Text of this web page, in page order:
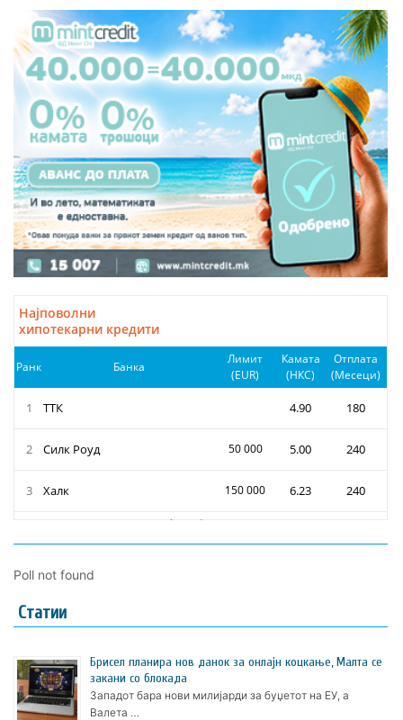
Poll not found
Статии
Брисел планира нов данок за онлајн коцкање, Малта се
закани со блокада
Западот бара нови милијарди за буџетот на ЕУ, а
Валета …